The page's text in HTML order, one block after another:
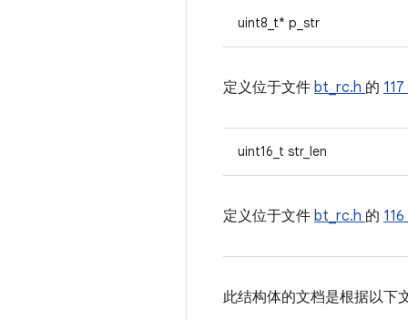
uint8_t* p_str
定义位于文件 bt_rc.h 的 117
uint16_t str_len
定义位于文件 bt_rc.h 的 116
此结构体的文档是根据以下